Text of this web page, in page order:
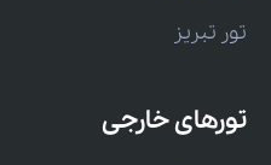
تور تبریز
تورهای خارجی